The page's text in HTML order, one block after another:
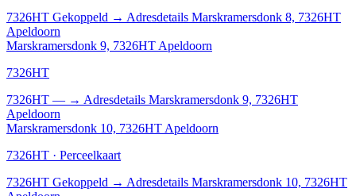
7326HT Gekoppeld → Adresdetails Marskramersdonk 8, 7326HT
Apeldoorn
Marskramersdonk 9, 7326HT Apeldoorn
7326HT
7326HT — → Adresdetails Marskramersdonk 9, 7326HT
Apeldoorn
Marskramersdonk 10, 7326HT Apeldoorn
7326HT · Perceelkaart
7326HT Gekoppeld → Adresdetails Marskramersdonk 10, 7326HT